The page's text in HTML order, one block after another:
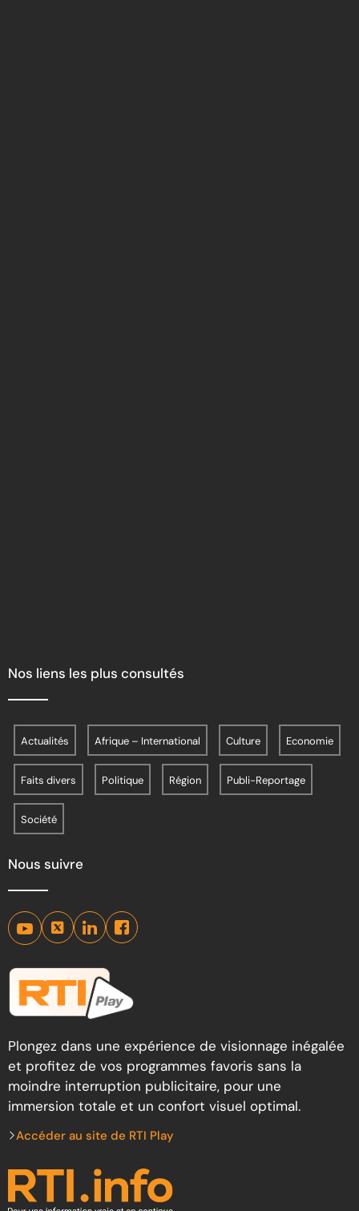
Nos liens les plus consultés
Actualités Afrique – International Culture Economie
Faits divers Politique Région Publi-Reportage
Société
Nous suivre
Plongez dans une expérience de visionnage inégalée
et profitez de vos programmes favoris sans la
moindre interruption publicitaire, pour une
immersion totale et un confort visuel optimal.
Accéder au site de RTI Play